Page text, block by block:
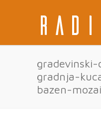
gradnja-
bazen-